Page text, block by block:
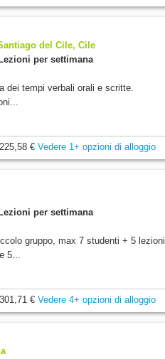
del Cile, Cile
per settimana
dei tempi verbali orali e scritte.
225,58 € Vedere 1+ opzioni di alloggio
per settimana
gruppo, max 7 studenti + 5 lezioni
5...
301,71 € Vedere 4+ opzioni di alloggio